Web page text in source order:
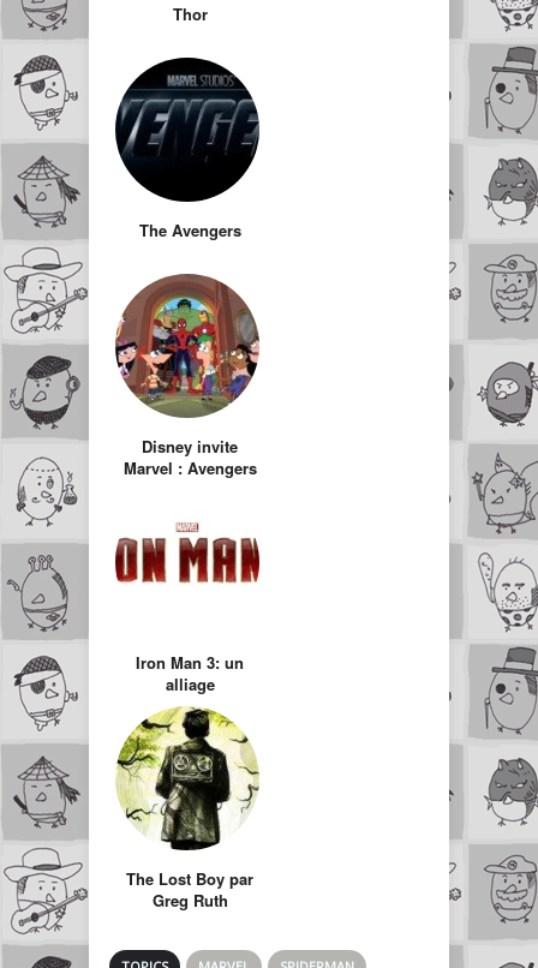
Thor
The Avengers
Disney invite
Marvel : Avengers
Iron Man 3: un
alliage
d’excellence et de
déceptions
The Lost Boy par
Greg Ruth